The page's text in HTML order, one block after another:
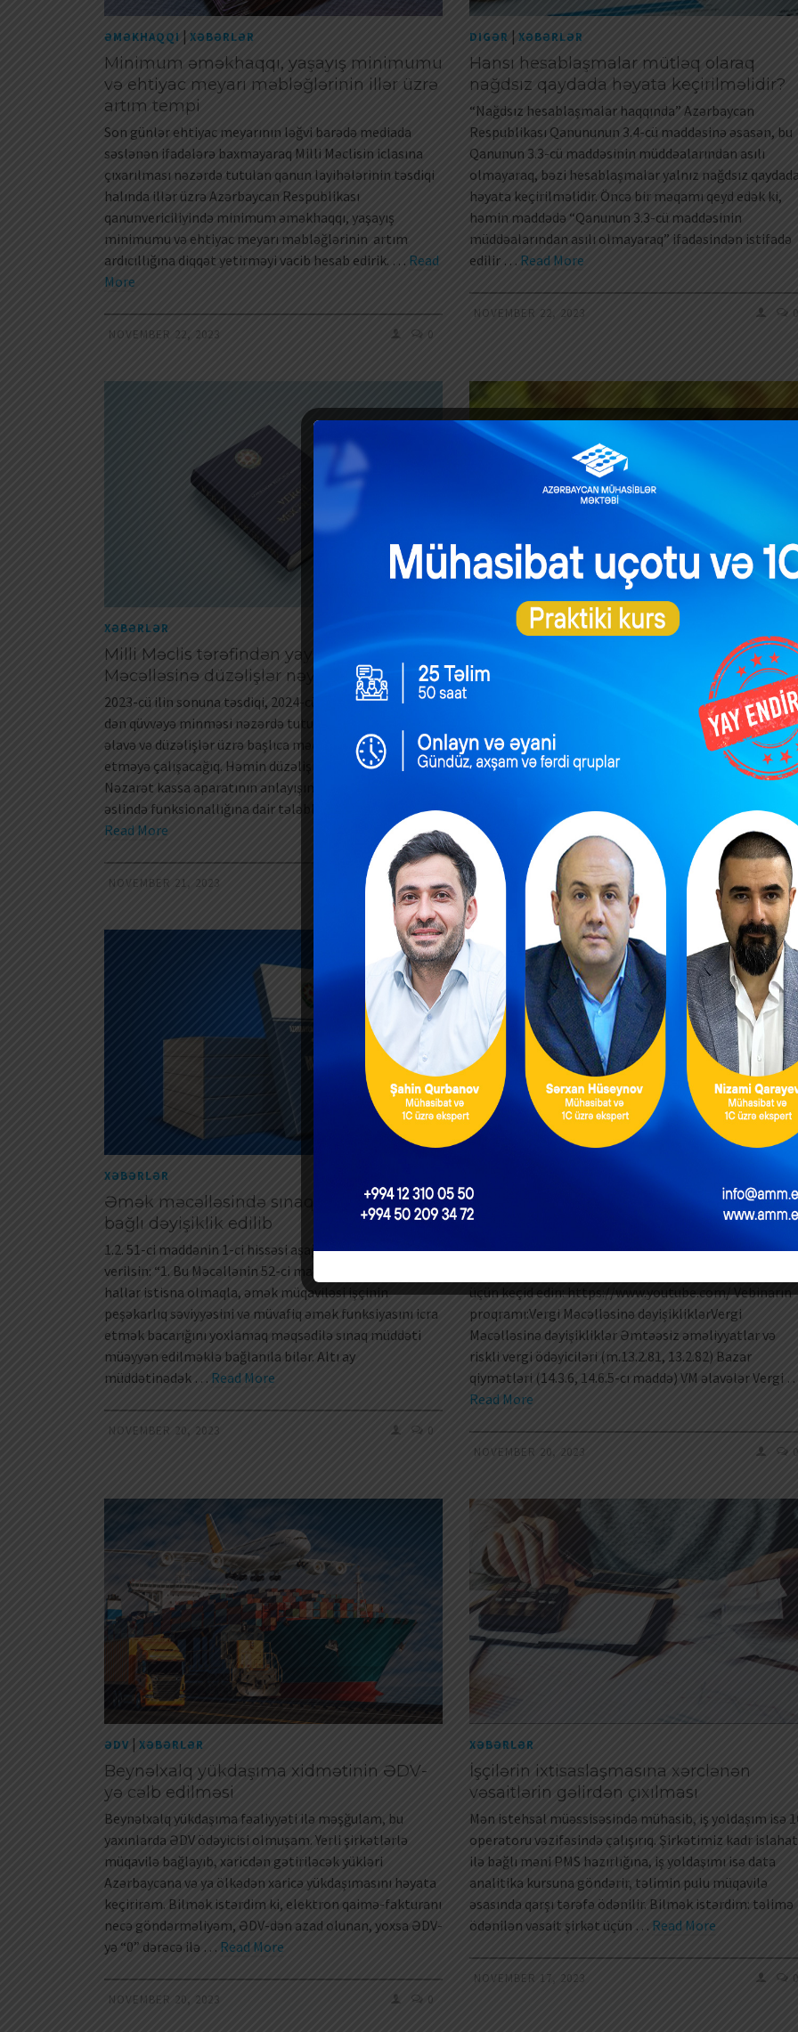
ƏMƏKHAQQI | XƏBƏRLƏR
Minimum əməkhaqqı, yaşayış minimumu
və ehtiyac meyarı məbləğlərinin illər üzrə
artım tempi
Son günlər ehtiyac meyarının ləğvi barədə mediada
səslənən ifadələrə baxmayaraq Milli Məclisin iclasına
çıxarılması nəzərdə tutulan qanun layihələrinin təsdiqi
halında illər üzrə Azərbaycan Respublikası
qanunvericiliyində minimum əməkhaqqı, yaşayış
minimumu və ehtiyac meyarı məbləğlərinin artım
ardıcıllığına diqqət yetirməyi vacib hesab edirik. … Read
More
NOVEMBER 22, 2023 0
DIGƏR | XƏBƏRLƏR
Hansı hesablaşmalar mütləq olaraq
nağdsız qaydada həyata keçirilməlidir?
“Nağdsız hesablaşmalar haqqında” Azərbaycan
Respublikası Qanununun 3.4-cü maddəsinə əsasən, bu
Qanunun 3.3-cü maddəsinin müddəalarından asılı
olmayaraq, bəzi hesablaşmalar yalnız nağdsız
həyata keçirilməlidir. Öncə bir məqamı qeyd edək ki,
həmin maddədə “Qanunun 3.3-cü maddəsinin
müddəalarından asılı olmayaraq” ifadəsindən istifadə
edilir … Read More
NOVEMBER 22, 2023 0
XƏBƏRLƏR
Milli Məclis tərəfindən yayımlanan Vergi
Məcəlləsinə düzəlişlər nəyi ifadə edir?
2023-cü ilin sonuna təsdiqi, 2024-cü il yanvar ayının 1-
dən qüvvəyə minməsi nəzərdə tutulan Vergi Məcəlləsinə
əlavə və düzəlişlər üzrə başlıca məqamları təqdim
etməyə çalışacağıq. Həmin düzəlişlər aşağıdakı kimidir:
Nəzarət kassa aparatının anlayışındakı düzəlişlər
əslində funksionallığına dair tələbləri ifadə edir. Belə …
Read More
NOVEMBER 21, 2023 0
ƏMƏKHAQQI |XƏBƏRLƏR
İşəmuzd və vaxtamuzd əməkhaqqının
hesablanması qaydası
Əmək müqaviləsi ilə çalışan işçinin gördüyü işin
müqabilində əldə etdiyi əməkhaqqı müxtəlif formada
hesablanıb ödənilə bilər. Əmək Məcəlləsinin 157-ci
maddəsində əməyin ödənilməsi sistemi və növləri
nəzərdə tutulub. Həmin maddənin 1-ci bəndinə
işçilərin əməyi müvafiq sistemlər üzrə ödənilir:
vaxtamuzd; işəmuzd; …
Read More
NOVEMBER 21, 2023 0
XƏBƏRLƏR
Əmək məcəlləsində sınaq müddəti ilə
bağlı dəyişiklik edilib
1.2. 51-ci maddənin 1-ci hissəsi aşağıdakı redaksiyada
verilsin: “1. Bu Məcəllənin 52-ci maddəsində göstərilən
hallar istisna olmaqla, əmək müqaviləsi işçinin
peşəkarlıq səviyyəsini və müvafiq əmək funksiyasını icra
etmək bacarığını yoxlamaq məqsədilə sınaq müddəti
müəyyən edilməklə bağlanıla bilər. Altı ay
müddətinədək … Read More
NOVEMBER 20, 2023 0
Vebinar: “Vergi Məcəlləsinə gözlənilən
dəyişikliklər – 2024”
Vebinar: “Vergi Məcəlləsinə gözlənilən dəyişikliklər –
üçün keçid edin: https://www.youtube.com/ Vebinarın
proqramı:Vergi Məcəlləsinə dəyişikliklərVergi
Məcəlləsinə dəyişikliklər Əmtəəsiz əməliyyatlar və
riskli vergi ödəyiciləri (m.13.2.81, 13.2.82) Bazar
qiymətləri (14.3.6, 14.6.5-cı maddə) VM əlavələr Vergi
Read More
NOVEMBER 20, 2023 0
ƏDV | XƏBƏRLƏR
Beynəlxalq yükdaşıma xidmətinin ƏDV-
yə cəlb edilməsi
Beynəlxalq yükdaşıma fəaliyyəti ilə məşğulam, bu
yaxınlarda ƏDV ödəyicisi olmuşam. Yerli şirkətlərlə
müqavilə bağlayıb, xaricdən gətiriləcək yükləri
Azərbaycana və ya ölkədən xaricə yükdaşımasını həyata
keçirirəm. Bilmək istərdim ki, elektron qaimə-fakturanı
necə göndərməliyəm, ƏDV-dən azad olunan, yoxsa ƏDV-
yə “0” dərəcə ilə … Read More
NOVEMBER 20, 2023 0
XƏBƏRLƏR
İşçilərin ixtisaslaşmasına xərclənən
vəsaitlərin gəlirdən çıxılması
Mən istehsal müəssisəsində mühasib, iş yoldaşım isə
operatoru vəzifəsində çalışırıq. Şirkətimiz kadr
ilə bağlı məni PMS hazırlığına, iş yoldaşımı isə data
analitika kursuna göndərir, təlimin pulu müqavilə
əsasında qarşı tərəfə ödənilir. Bilmək istərdim: təlimə
ödənilən vəsait şirkət üçün … Read More
NOVEMBER 17, 2023 0